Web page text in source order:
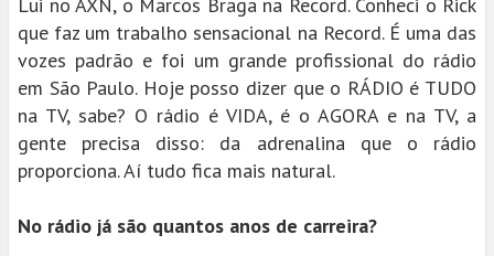
que faz um trabalho sensacional na Record. É uma das
vozes padrão e foi um grande profissional do rádio
em São Paulo. Hoje posso dizer que o RÁDIO é TUDO
na TV, sabe? O rádio é VIDA, é o AGORA e na TV, a
gente precisa disso: da adrenalina que o rádio
proporciona. Aí tudo fica mais natural.
No rádio já são quantos anos de carreira?